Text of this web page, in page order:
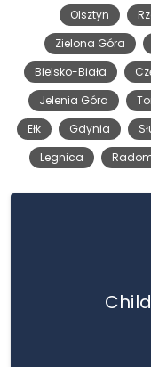
Olsztyn
Zielona Góra
Bielsko-Biała
Jelenia Góra
Ełk
Gdynia
Legnica